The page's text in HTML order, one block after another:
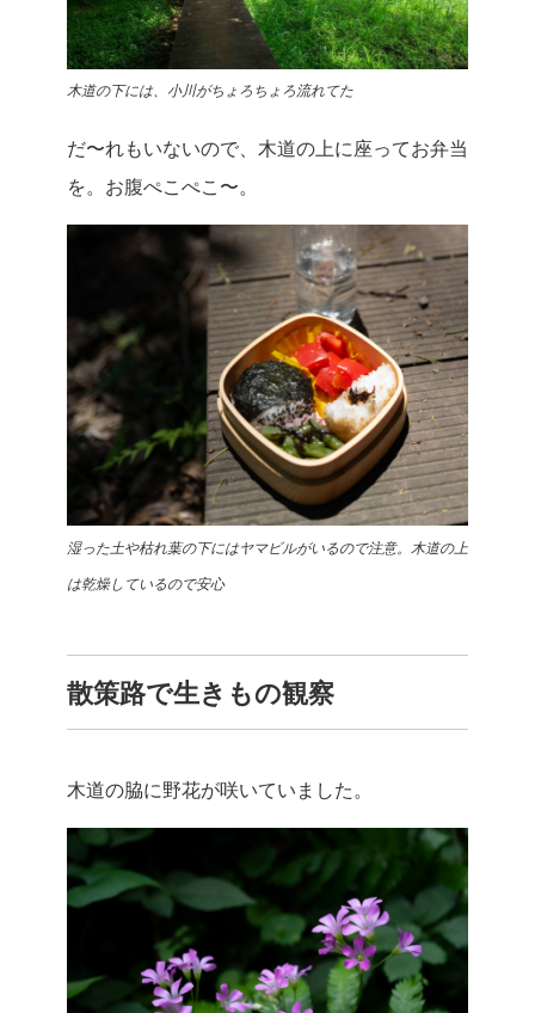
木道の下には、小川がちょろちょろ流れてた
だ〜れもいないので、木道の上に座ってお弁当
を。お腹ぺこぺこ〜。
湿った土や枯れ葉の下にはヤマビルがいるので注意。木道の上
は乾燥しているので安心
散策路で生きもの観察
木道の脇に野花が咲いていました。